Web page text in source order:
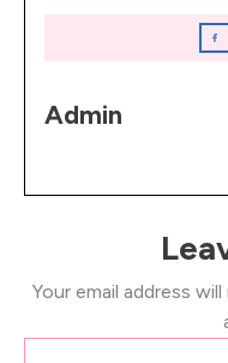
Admin
Your email address